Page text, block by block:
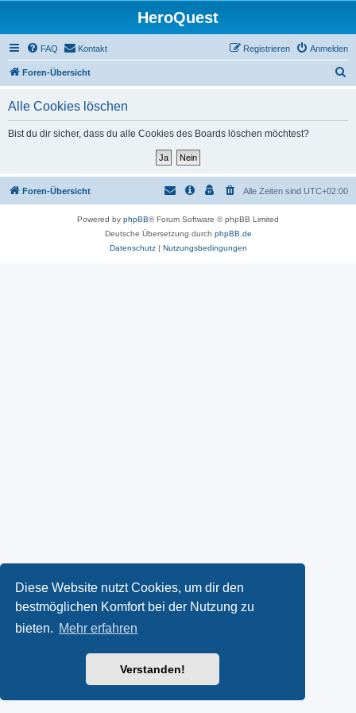
Diese Website nutzt Cookies, um dir den
bestmöglichen Komfort bei der Nutzung zu
bieten. Mehr erfahren
Verstanden!
HeroQuest
FAQ Kontakt Anmelden
Registrieren
Foren-Übersicht
Alle Cookies löschen
Bist du dir sicher, dass du alle Cookies des Boards löschen möchtest?
Foren-Übersicht Alle Zeiten sind UTC+02:00
Powered by phpBB® Forum Software © phpBB Limited
Deutsche Übersetzung durch phpBB.de
Datenschutz| Nutzungsbedingungen